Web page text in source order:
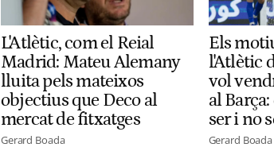
L'Atlètic, com el Reial
Madrid: Mateu Alemany
lluita pels mateixos
objectius que Deco al
mercat de fitxatges
Gerard Boada
Els
l'Atlètic
vol
al
ser i no
Gerard Boada